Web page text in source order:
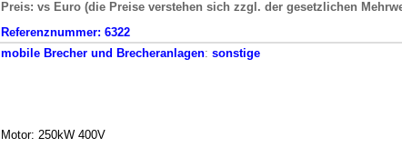
Preis: vs Euro (die Preise verstehen sich zzgl. der gesetzlichen
Referenznummer: 6322
mobile Brecher und Brecheranlagen: sonstige
Motor: 250kW 400V